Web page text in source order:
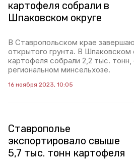
картофеля собрали в
Шпаковском округе
В Ставропольском крае
открытого грунта. В Шпаковском
картофеля собрали 2,2 тыс.
региональном минсельхозе.
16 ноября 2023, 10:05
Ставрополье
экспортировало свыше
5,7 тыс. тонн картофеля